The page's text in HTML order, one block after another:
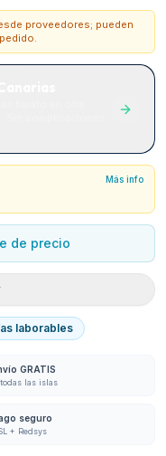
proveedores; pueden
Más info
de precio
laborables
GRATIS
las islas
seguro
+ Redsys